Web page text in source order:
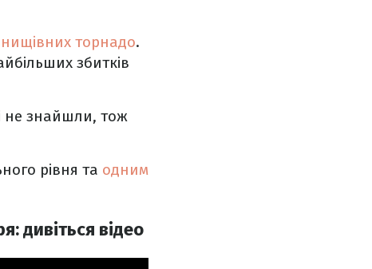
нищівних торнадо.
збитків
не знайшли, тож
рівня та одним
дивіться відео